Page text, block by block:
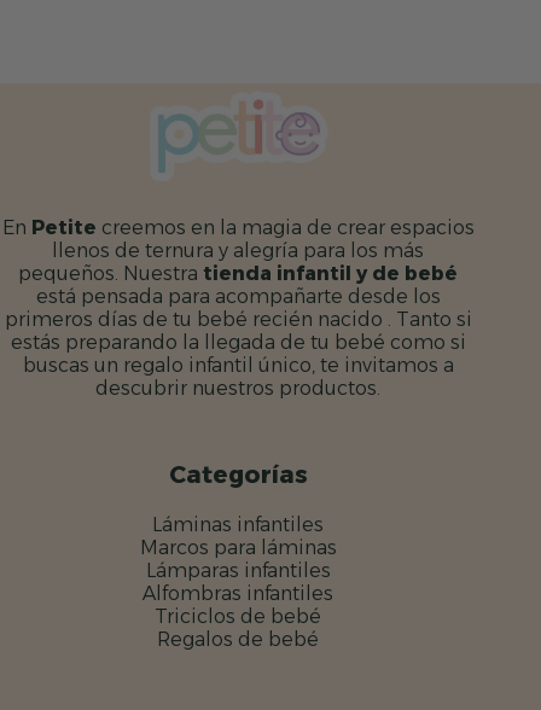
En Petite creemos en la magia de crear espacios
llenos de ternura y alegría para los más
pequeños. Nuestra tienda infantil y de bebé
está pensada para acompañarte desde los
primeros días de tu bebé recién nacido . Tanto si
estás preparando la llegada de tu bebé como si
buscas un regalo infantil único, te invitamos a
descubrir nuestros productos.
Categorías
Láminas infantiles
Marcos para láminas
Lámparas infantiles
Alfombras infantiles
Triciclos de bebé
Regalos de bebé